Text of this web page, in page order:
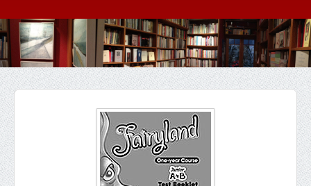
Εκδηλώσεις
Επικοινωνία